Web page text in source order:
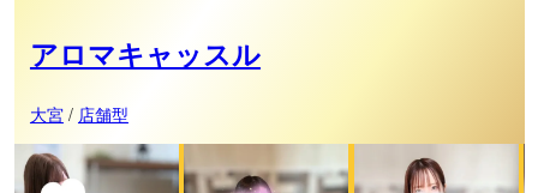
アロマキャッスル
大宮/ 店舗型